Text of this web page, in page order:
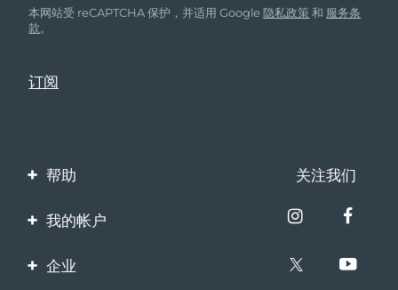
本网站受 reCAPTCHA 保护，并适用 Google隐私政策 和 服务条
款。
帮助
联系我们
保修与退换货
关注我们
我的帐户
产品注册
企业